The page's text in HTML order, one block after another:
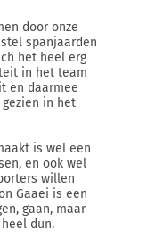
door onze
spanjaarden
het heel erg
in het team
en daarmee
in het
is wel een
en ook wel
willen
Gaaei is een
gaan, maar
dun.